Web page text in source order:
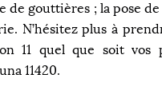
de gouttières ; la pose de
N’hésitez plus à
11 quel que soit vos
11420.